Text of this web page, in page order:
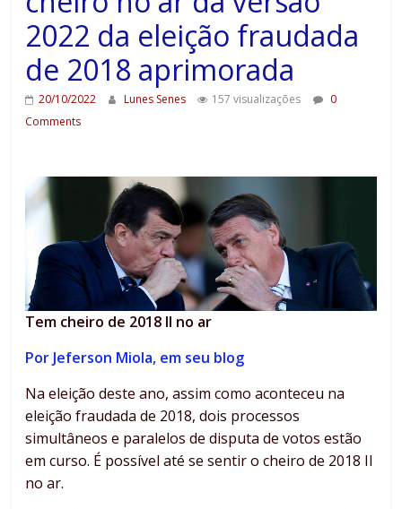
2022 da eleição fraudada
de 2018 aprimorada
20/10/2022 Lunes Senes 157 visualizações
0
Comments
Tem cheiro de 2018 II no ar
Por Jeferson Miola, em seu blog
Na eleição deste ano, assim como aconteceu na
eleição fraudada de 2018, dois processos
simultâneos e paralelos de disputa de votos estão
em curso. É possível até se sentir o cheiro de 2018 II
no ar.